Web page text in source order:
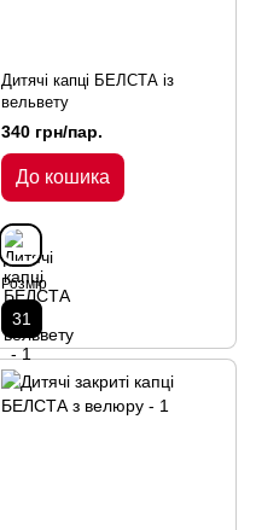
Дитячі капці БЕЛСТА із
вельвету
340 грн/пар.
До кошика
Розмір
31